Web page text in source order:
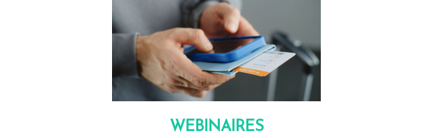
WEBINAIRES